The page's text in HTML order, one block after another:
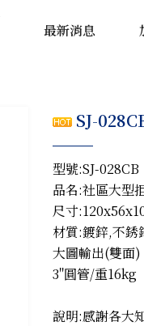
最新消息
SJ-
型號:SJ-028CB
品名:社區大型
尺寸
材質:鍍鋅,不銹
大圖輸出(雙面)
3"圓管/重16kg
說明:感謝各大